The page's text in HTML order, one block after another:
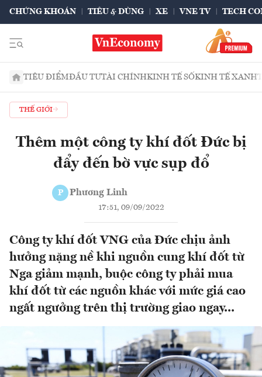
CHỨNG KHOÁN TIÊU & DÙNG XE VNE TV TECH
TIÊU ĐIỂMĐẦU TƯTÀI CHÍNHKINH TẾ SỐKINH TẾ XANH
THẾ GIỚI
Thêm một công ty khí đốt Đức bị
đẩy đến bờ vực sụp đổ
P Phương Linh
17:51, 09/09/2022
Công ty khí đốt VNG của Đức chịu ảnh
hưởng nặng nề khi nguồn cung khí đốt từ
Nga giảm mạnh, buộc công ty phải mua
khí đốt từ các nguồn khác với mức giá cao
ngất ngưởng trên thị trường giao ngay...